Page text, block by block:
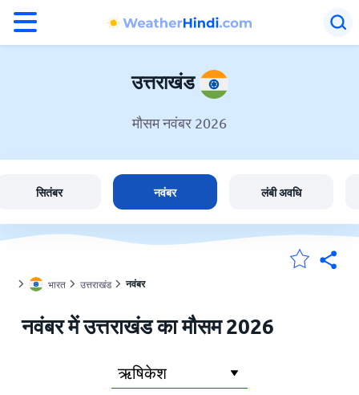
मेंरी लोकेशन
होम
उत्तराखंड
मौसम नवंबर 2026
सितंबर नवंबर लंबी अवधि
भारत उत्तराखंड नवंबर
नवंबर में उत्तराखंड का मौसम 2026